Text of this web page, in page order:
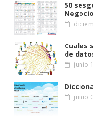
50
Cuales
de
junio
junio